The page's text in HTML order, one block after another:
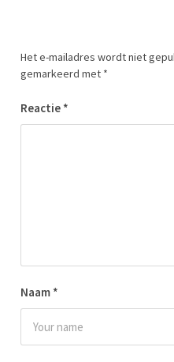
Het e-mailadres wordt niet
gemarkeerd met *
Reactie *
Naam *